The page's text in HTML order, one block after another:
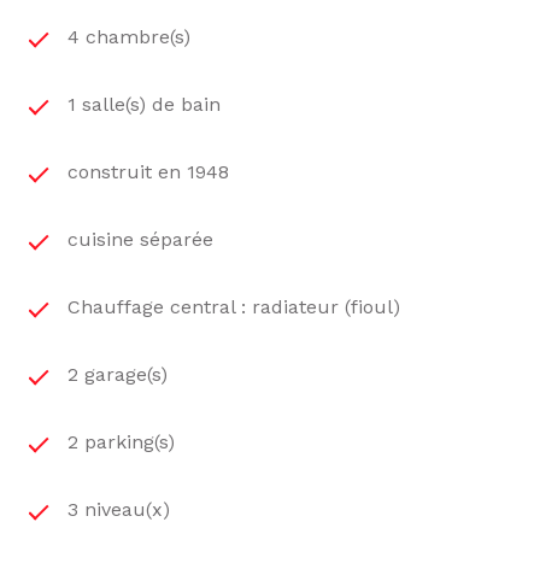
4 chambre(s)
1 salle(s) de bain
construit en 1948
cuisine séparée
Chauffage central : radiateur (fioul)
2 garage(s)
2 parking(s)
3 niveau(x)